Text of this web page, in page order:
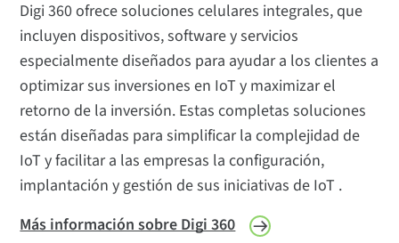
Digi 360 ofrece soluciones celulares integrales, que
incluyen dispositivos, software y servicios
especialmente diseñados para ayudar a los clientes a
optimizar sus inversiones en IoT y maximizar el
retorno de la inversión. Estas completas soluciones
están diseñadas para simplificar la complejidad de
IoT y facilitar a las empresas la configuración,
implantación y gestión de sus iniciativas de IoT .
Más información sobre Digi 360